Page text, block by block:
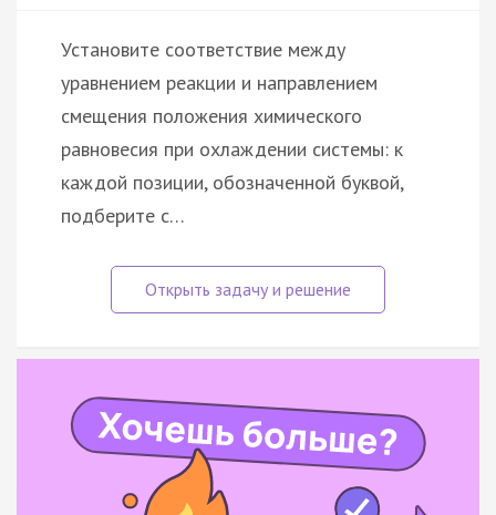
Установите соответствие между
уравнением реакции и направлением
смещения положения химического
равновесия при охлаждении системы: к
каждой позиции, обозначенной буквой,
подберите с…